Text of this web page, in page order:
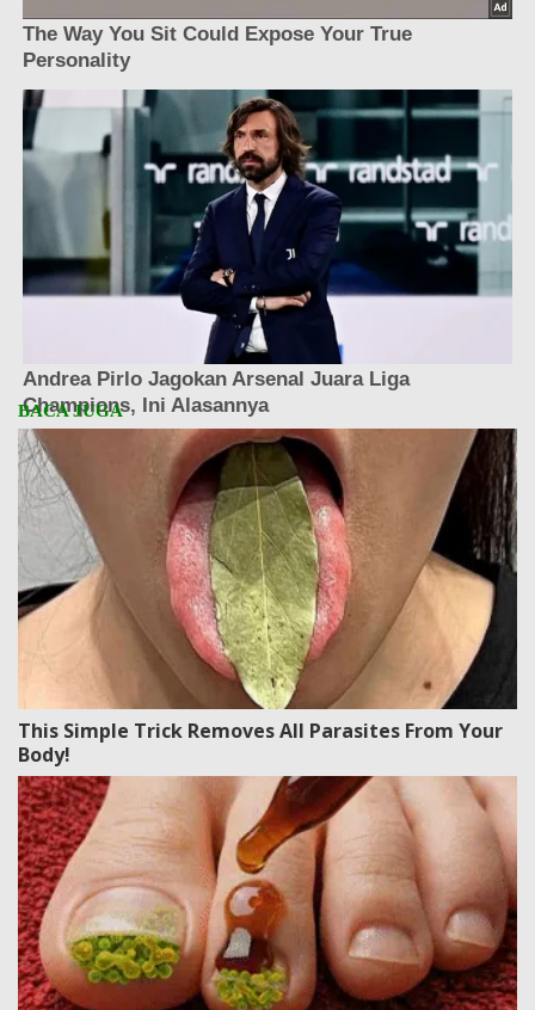
This Simple Trick Removes All Parasites From Your
Body!